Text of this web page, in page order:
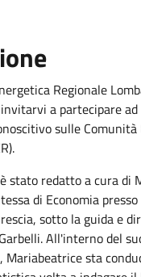
Regionale
a partecipare ad
sulle
stato redatto a cura di
di Economia
sotto la guida e
All'interno del
sta